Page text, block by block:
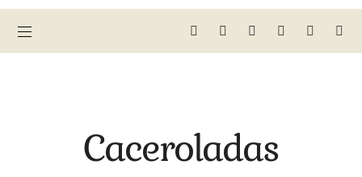
Caceroladas